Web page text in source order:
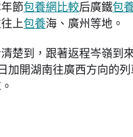
節包養網比較后廣鐵包
上包養海、廣州等地。
楚到，跟著返程岑嶺到
加開湖南往廣西方向的